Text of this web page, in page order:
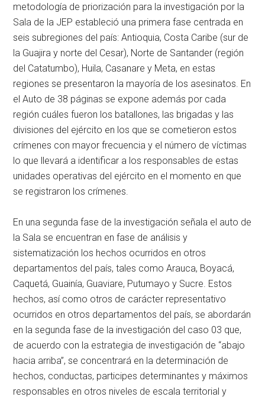
metodología de priorización para la investigación por la
Sala de la JEP estableció una primera fase centrada en
seis subregiones del país: Antioquia, Costa Caribe (sur de
la Guajira y norte del Cesar), Norte de Santander (región
del Catatumbo), Huila, Casanare y Meta, en estas
regiones se presentaron la mayoría de los asesinatos. En
el Auto de 38 páginas se expone además por cada
región cuáles fueron los batallones, las brigadas y las
divisiones del ejército en los que se cometieron estos
crímenes con mayor frecuencia y el número de víctimas
lo que llevará a identificar a los responsables de estas
unidades operativas del ejército en el momento en que
se registraron los crímenes.
En una segunda fase de la investigación señala el auto de
la Sala se encuentran en fase de análisis y
sistematización los hechos ocurridos en otros
departamentos del país, tales como Arauca, Boyacá,
Caquetá, Guainía, Guaviare, Putumayo y Sucre. Estos
hechos, así como otros de carácter representativo
ocurridos en otros departamentos del país, se abordarán
en la segunda fase de la investigación del caso 03 que,
de acuerdo con la estrategia de investigación de “abajo
hacia arriba”, se concentrará en la determinación de
hechos, conductas, participes determinantes y máximos
responsables en otros niveles de escala territorial y